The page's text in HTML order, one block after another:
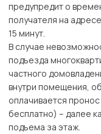
предупредит о
получателя на
15 минут.
В случае
подъезда
частного
внутри помещения,
оплачивается
бесплатно) – далее
подъема за этаж.